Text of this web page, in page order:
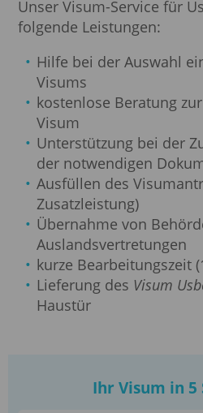
Unser Visum-Service für
folgende Leistungen:
Hilfe bei der Auswahl
Visums
kostenlose Beratung
Visum
Unterstützung bei der
der notwendigen
Ausfüllen des
Zusatzleistung)
Übernahme von
Auslandsvertretungen
kurze Bearbeitungszeit
Lieferung des Visum
Haustür
Ihr Visum in